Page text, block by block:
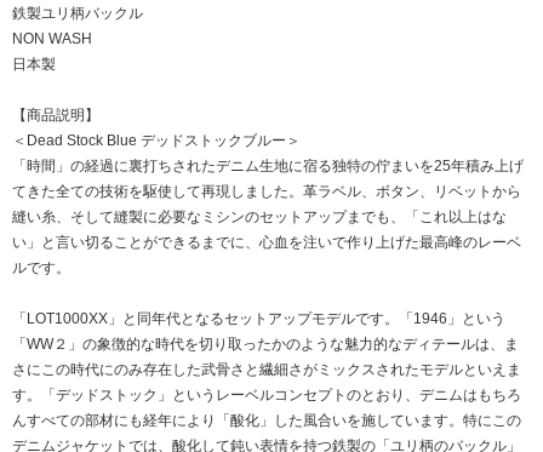
鉄製ユリ柄バックル
NON WASH
日本製
【商品説明】
＜Dead Stock Blue デッドストックブルー＞
「時間」の経過に裏打ちされたデニム生地に宿る独特の佇まいを25年積み上げ
てきた全ての技術を駆使して再現しました。革ラベル、ボタン、リベットから
縫い糸、そして縫製に必要なミシンのセットアップまでも、「これ以上はな
い」と言い切ることができるまでに、心血を注いで作り上げた最高峰のレーベ
ルです。
「LOT1000XX」と同年代となるセットアップモデルです。「1946」という
「WW２」の象徴的な時代を切り取ったかのような魅力的なディテールは、ま
さにこの時代にのみ存在した武骨さと繊細さがミックスされたモデルといえま
す。「デッドストック」というレーベルコンセプトのとおり、デニムはもちろ
んすべての部材にも経年により「酸化」した風合いを施しています。特にこの
デニムジャケットでは、酸化して鈍い表情を持つ鉄製の「ユリ柄のバックル」